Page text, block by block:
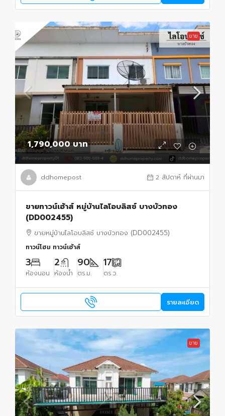
ขาย
1,790,000 บาท
ddhomepost 2 สัปดาห์ ที่ผ่านมา
ขายทาวน์เฮ้าส์ หมู่บ้านไลโอบลิสซ์ บางบัวทอง
(DD002455)
ขายหมู่บ้านไลโอบลิสซ์ บางบัวทอง (DD002455)
ทาวน์โฮม ทาวน์เฮ้าส์
3
ห้องนอน
2
ห้องน้ำ
90
ตร.ม.
17
ตร.ว.
รายละเอียด
ขาย